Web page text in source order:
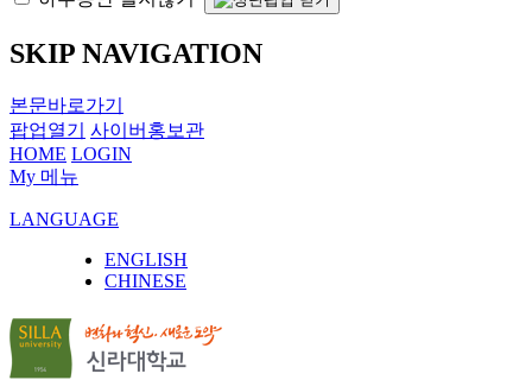
SKIP NAVIGATION
본문바로가기
팝업열기
사이버홍보관
HOME LOGIN
My 메뉴
LANGUAGE
ENGLISH
CHINESE